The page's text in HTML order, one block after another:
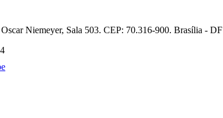
Niemeyer, Sala 503. CEP: 70.316-900. Brasília - DF